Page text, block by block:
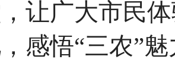
成员之一的姜如钰
水产养殖专业的学